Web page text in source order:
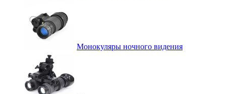
Монокуляры ночного видения